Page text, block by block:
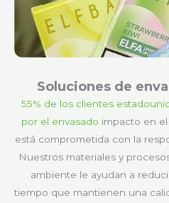
Soluciones de
55% de los clientes
por el envasado impacto en
está comprometida con la
Nuestros materiales y
ambiente le ayudan a
tiempo que mantienen una